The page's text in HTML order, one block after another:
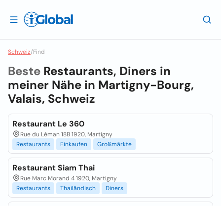
Schweiz/Find
Beste Restaurants, Diners in
meiner Nähe in Martigny-Bourg,
Valais, Schweiz
Restaurant Le 360
Rue du Léman 18B 1920, Martigny
Restaurants
Einkaufen Großmärkte
Restaurant Siam Thai
Rue Marc Morand 4 1920, Martigny
Restaurants
Thailändisch Diners